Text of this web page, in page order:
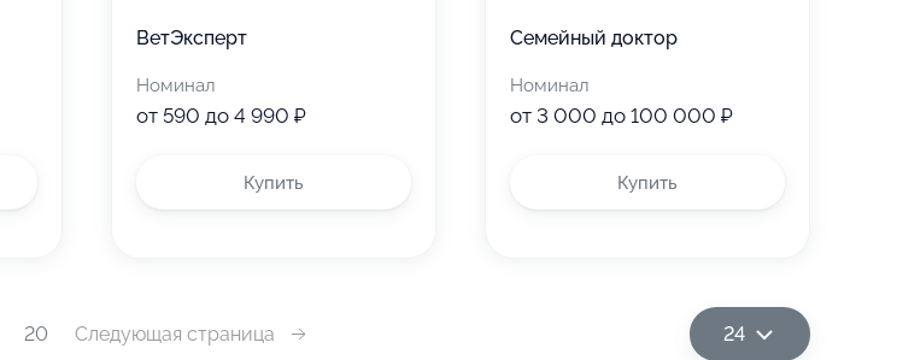
ВетЭксперт
Номинал
от 590 до 4 990 ₽
Купить
Семейный доктор
Номинал
от 3 000 до 100 000 ₽
Купить
20 Следующая страница 24